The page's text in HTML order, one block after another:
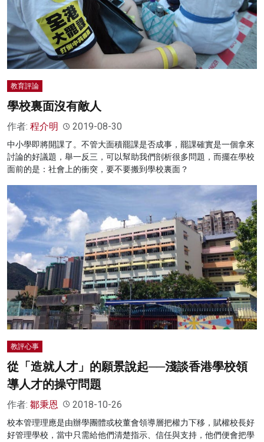
教育評論
學校裏面沒有敵人
作者: 程介明 2019-08-30
中小學即將開課了。不管大面積罷課是否成事，罷課確實是一個拿來
討論的好議題，舉一反三，可以幫助我們剖析很多問題，而擺在學校
面前的是：社會上的衝突，要不要搬到學校裏面？
教評心事
從「造就人才」的願景說起──淺談香港學校領
導人才的操守問題
作者: 鄒秉恩 2018-10-26
校本管理理應是由辦學團體或校董會領導層把權力下移，賦權校長好
好管理學校，當中只需給他們清楚指示、信任與支持，他們便會把學